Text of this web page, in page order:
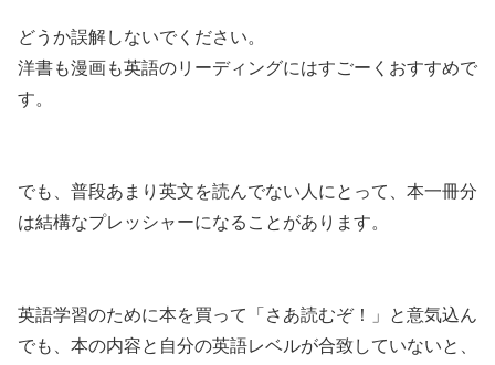
どうか誤解しないでください。
洋書も漫画も英語のリーディングにはすごーくおすすめで
す。
でも、 普段あまり英文を読んでない人にとって、本一冊分
は結構なプレッシャーになることがあります。
英語学習のために本を買って「さあ読むぞ！」と意気込ん
でも、本の内容と自分の英語レベルが合致していないと、